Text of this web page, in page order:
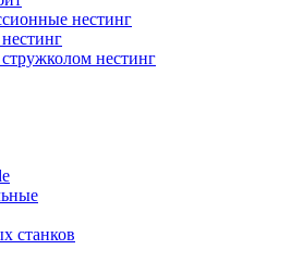
нестинг
нестинг
станков